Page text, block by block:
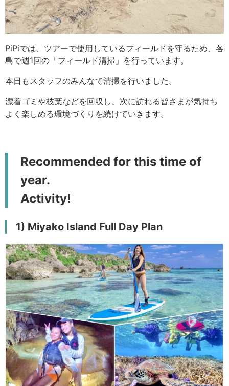
PiPiでは、ツアーで使用しているフィールドを守るため、各
島で週1回の「フィールド清掃」を行っています。
本日もスタッフのみんなで清掃を行いました。
漂着ゴミや枝葉などを回収し、次に訪れる皆さまが気持ち
よく楽しめる環境づくりを続けていきます。
Recommended for this time of
year.
Activity!
1) Miyako Island Full Day Plan